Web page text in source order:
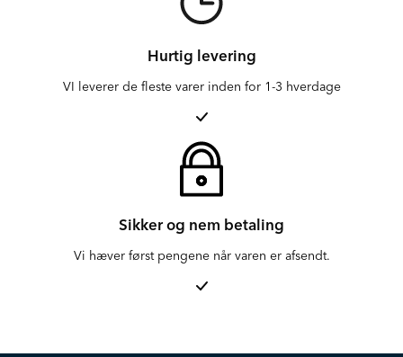
Hurtig levering
VI leverer de fleste varer inden for 1-3 hverdage
Sikker og nem betaling
Vi hæver først pengene når varen er afsendt.